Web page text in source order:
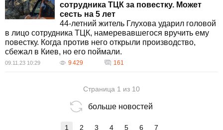
сотрудника ТЦК за повестку. Может
сесть на 5 лет
44-летний житель Глухова ударил головой
в лицо сотрудника ТЦК, намеревавшегося вручить ему
повестку. Когда против него открыли производство,
сбежал в Киев, но его поймали.
09.11.23 10:29 9 429 161
Страница 1 из 10
больше новостей
1 2 3 4 5 6 7